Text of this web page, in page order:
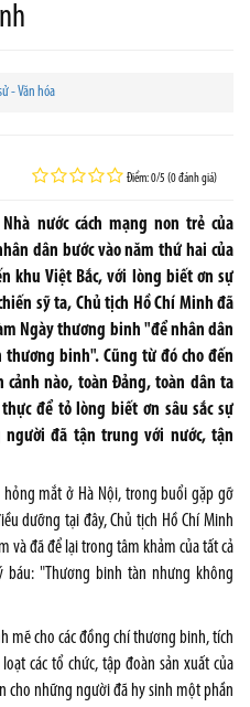
- Văn hóa
Điểm: 0/5 (0 đánh giá)
nước cách mạng non trẻ của
dân bước vào năm thứ hai của
khu Việt Bắc, với lòng biết ơn sự
sỹ ta, Chủ tịch Hồ Chí Minh đã
Ngày thương binh "để nhân dân
binh". Cũng từ đó cho đến
nào, toàn Đảng, toàn dân ta
để tỏ lòng biết ơn sâu sắc sự
người đã tận trung với nước, tận
mắt ở Hà Nội, trong buổi gặp gỡ
dưỡng tại đây, Chủ tịch Hồ Chí Minh
và đã để lại trong tâm khảm của tất cả
"Thương binh tàn nhưng không
mẽ cho các đồng chí thương binh, tích
các tổ chức, tập đoàn sản xuất của
cho những người đã hy sinh một phần